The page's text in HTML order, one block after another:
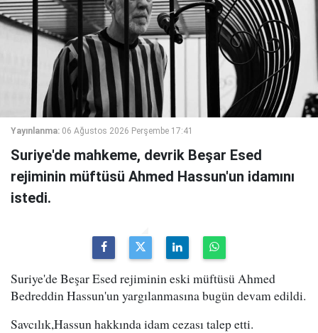
Yayınlanma: 06 Ağustos 2026 Perşembe 17:41
Suriye'de mahkeme, devrik Beşar Esed
rejiminin müftüsü Ahmed Hassun'un idamını
istedi.
Suriye'de Beşar Esed rejiminin eski müftüsü Ahmed
Bedreddin Hassun'un yargılanmasına bugün devam edildi.
Savcılık,Hassun hakkında idam cezası talep etti.